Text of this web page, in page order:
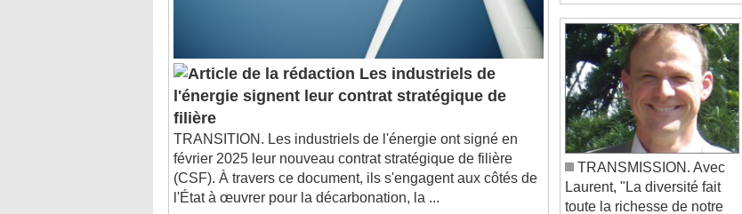
Les industriels de
l'énergie signent leur contrat stratégique de
filière
TRANSITION. Les industriels de l'énergie ont signé en
février 2025 leur nouveau contrat stratégique de filière
(CSF). À travers ce document, ils s'engagent aux côtés de
l'État à œuvrer pour la décarbonation, la ...
TRANSMISSION. Avec
Laurent, "La diversité fait
toute la richesse de notre
métier"